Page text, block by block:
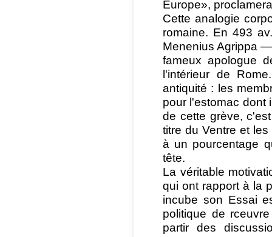
Europe»,
Cette analogie
romaine. En 493
Menenius Agrippa
fameux apologue
l'intérieur de
antiquité : les
pour l'estomac dont
de cette grève,
titre du Ventre et
à un pourcentage
tête.
La véritable
qui ont rapport à la
incube son Essai
politique de
partir des